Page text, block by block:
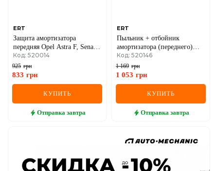
ERT
Защита амортизатора
передняя Opel Astra F, Senator
A, Record E
Код: 520014
925 грн
833 грн
КУПИТЬ
Отправка завтра
ERT
Пыльник + отбойник
амортизатора (переднего)
VW T5 03-(к-кт 2 шт)
Код: 520146
1 169 грн
1 053 грн
КУПИТЬ
Отправка завтра